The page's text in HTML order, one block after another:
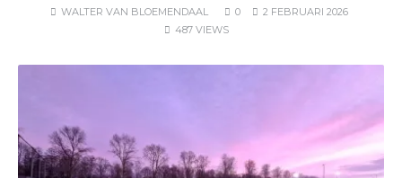
WALTER VAN BLOEMENDAAL 0
2 FEBRUARI 2026
487 VIEWS